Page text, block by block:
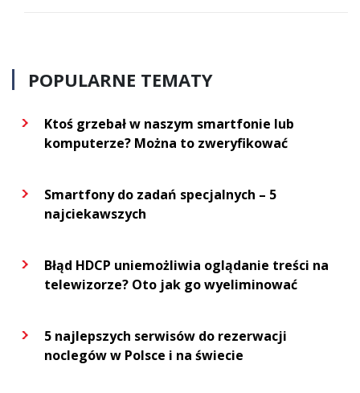
POPULARNE TEMATY
Ktoś grzebał w naszym smartfonie lub
komputerze? Można to zweryfikować
Smartfony do zadań specjalnych – 5
najciekawszych
Błąd HDCP uniemożliwia oglądanie treści na
telewizorze? Oto jak go wyeliminować
5 najlepszych serwisów do rezerwacji
noclegów w Polsce i na świecie